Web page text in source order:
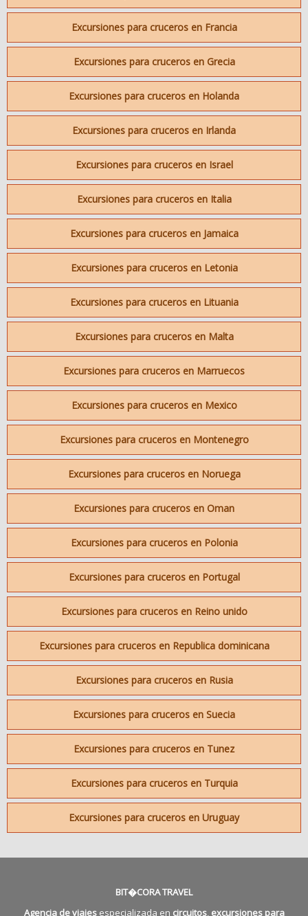
Excursiones para cruceros en Francia
Excursiones para cruceros en Grecia
Excursiones para cruceros en Holanda
Excursiones para cruceros en Irlanda
Excursiones para cruceros en Israel
Excursiones para cruceros en Italia
Excursiones para cruceros en Jamaica
Excursiones para cruceros en Letonia
Excursiones para cruceros en Lituania
Excursiones para cruceros en Malta
Excursiones para cruceros en Marruecos
Excursiones para cruceros en Mexico
Excursiones para cruceros en Montenegro
Excursiones para cruceros en Noruega
Excursiones para cruceros en Oman
Excursiones para cruceros en Polonia
Excursiones para cruceros en Portugal
Excursiones para cruceros en Reino unido
Excursiones para cruceros en Republica dominicana
Excursiones para cruceros en Rusia
Excursiones para cruceros en Suecia
Excursiones para cruceros en Tunez
Excursiones para cruceros en Turquia
Excursiones para cruceros en Uruguay
BIT�CORA TRAVEL
Agencia de viajesespecializada en circuitos, excursiones para